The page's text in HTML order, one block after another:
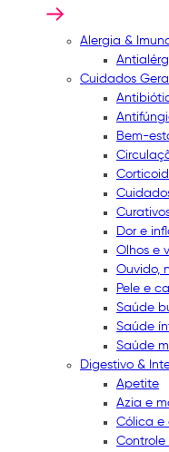
Alergia &
Cuidados
Bem-
Dor e
Olhos e
Ouvido,
Pele e
Saúde
Saúde
Saúde
Digestivo &
Apetite
Azia e
Cólica e
Controle